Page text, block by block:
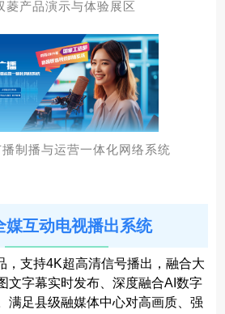
菱产品演示与体验展区
制播与运营一体化网络系统
媒互动电视播出系统
，支持4K超高清信号播出，融合大
文字幕实时发布、深度融合AI数字
满足县级融媒体中心对高画质、强